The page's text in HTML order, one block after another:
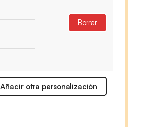
Borrar
Añadir otra personalización